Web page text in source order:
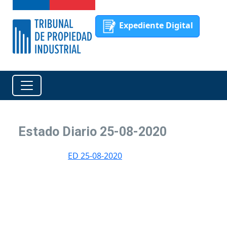
Expediente Digital
Estado Diario 25-08-2020
ED 25-08-2020